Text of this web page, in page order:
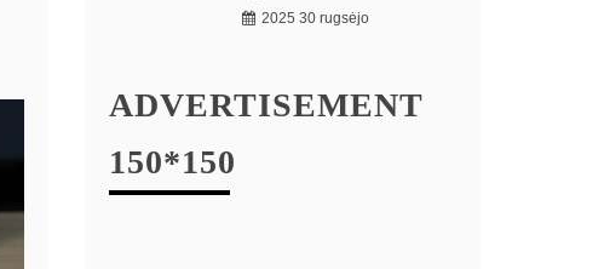
2025 30 rugsėjo
ADVERTISEMENT
150*150